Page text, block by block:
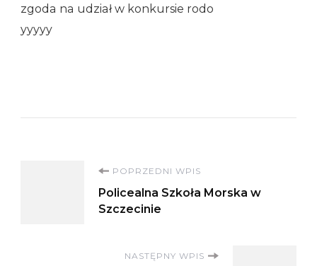
zgoda na udział w konkursie rodo
yyyyy
Nawigacja
wpisu
POPRZEDNI WPIS
Policealna Szkoła Morska w
Szczecinie
NASTĘPNY WPIS